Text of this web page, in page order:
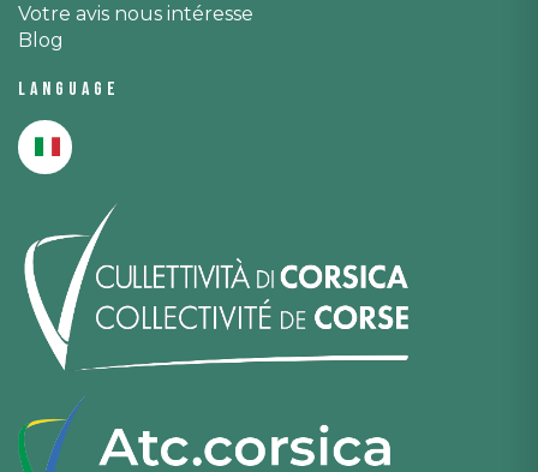
Votre avis nous intéresse
Blog
Language